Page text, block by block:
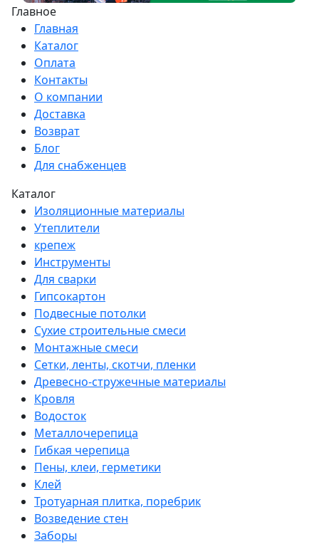
Главное
Главная
Каталог
Оплата
Контакты
О компании
Доставка
Возврат
Блог
Для снабженцев
Каталог
Изоляционные материалы
Утеплители
крепеж
Инструменты
Для сварки
Гипсокартон
Подвесные потолки
Сухие строительные смеси
Монтажные смеси
Сетки, ленты, скотчи, пленки
Древесно-стружечные материалы
Кровля
Водосток
Металлочерепица
Гибкая черепица
Пены, клеи, герметики
Клей
Тротуарная плитка, поребрик
Возведение стен
Заборы